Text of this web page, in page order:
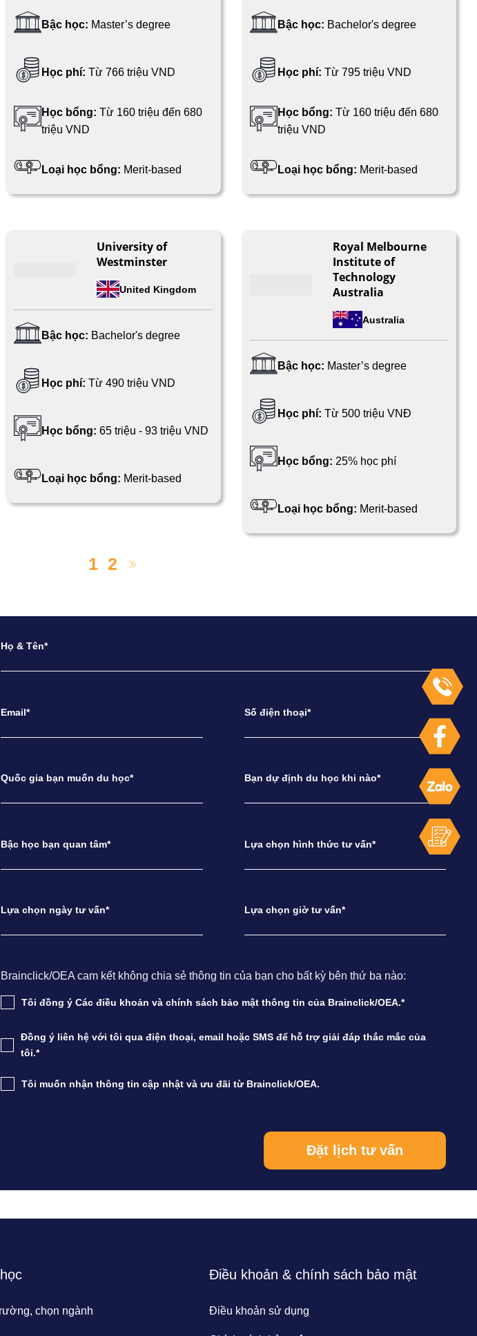
Bậc học: Master’s degree
Học phí: Từ 766 triệu VND
Học bổng: Từ 160 triệu đến 680
triệu VND
Loại học bổng: Merit-based
Bậc học: Bachelor's degree
Học phí: Từ 795 triệu VND
Học bổng: Từ 160 triệu đến 680
triệu VND
Loại học bổng: Merit-based
University of
Westminster
United Kingdom
Bậc học: Bachelor's degree
Học phí: Từ 490 triệu VND
Học bổng: 65 triệu - 93 triệu VND
Loại học bổng: Merit-based
Royal Melbourne
Institute of
Technology
Australia
Australia
Bậc học: Master’s degree
Học phí: Từ 500 triệu VNĐ
Học bổng: 25% học phí
Loại học bổng: Merit-based
1 2
Họ & Tên*
Email* Số điện thoại*
Quốc gia bạn muốn du học* Bạn dự định du học khi nào*
Bậc học bạn quan tâm* Lựa chọn hình thức tư vấn*
Lựa chọn ngày tư vấn* Lựa chọn giờ tư vấn*
Brainclick/OEA cam kết không chia sẻ thông tin của bạn cho bất kỳ bên thứ ba nào:
Tôi đồng ý Các điều khoản và chính sách bảo mật thông tin của Brainclick/OEA.*
Đồng ý liên hệ với tôi qua điện thoại, email hoặc SMS để hỗ trợ giải đáp thắc mắc của
tôi.*
Tôi muốn nhận thông tin cập nhật và ưu đãi từ Brainclick/OEA.
chọn ngành
Điều khoản & chính sách bảo mật
Điều khoản sử dụng